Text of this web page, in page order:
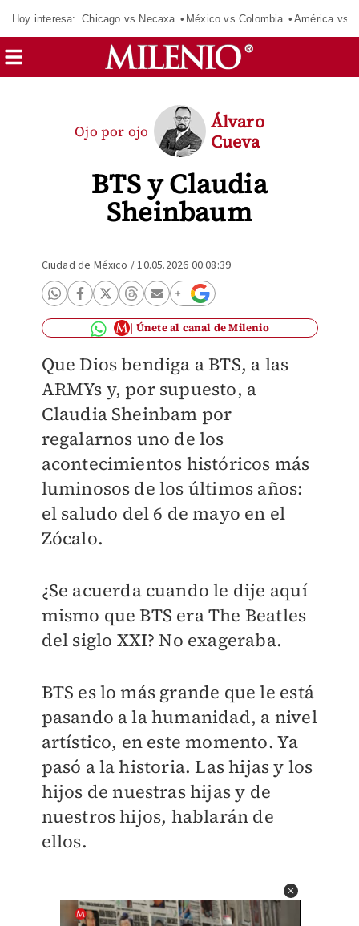
Hoy interesa: Chicago vs Necaxa México vs Colombia América vs
BTS y Claudia
Sheinbaum
Ojo por ojo
Álvaro
Cueva
Ciudad de México /10.05.2026 00:08:39
Únete al canal de Milenio
Que Dios bendiga a BTS, a las
ARMYs y, por supuesto, a
Claudia Sheinbam por
regalarnos uno de los
acontecimientos históricos más
luminosos de los últimos años:
el saludo del 6 de mayo en el
Zócalo.
¿Se acuerda cuando le dije aquí
mismo que BTS era The Beatles
del siglo XXI? No exageraba.
BTS es lo más grande que le está
pasando a la humanidad, a nivel
artístico, en este momento. Ya
pasó a la historia. Las hijas y los
hijos de nuestras hijas y de
nuestros hijos, hablarán de
ellos.